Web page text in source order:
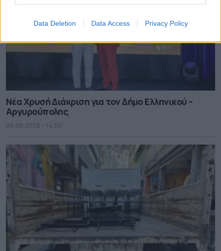
Data Deletion Data Access Privacy Policy
Νέα Χρυσή Διάκριση για τον Δήμο Ελληνικού –
Αργυρούπολης
06.08.2026 - 14.55